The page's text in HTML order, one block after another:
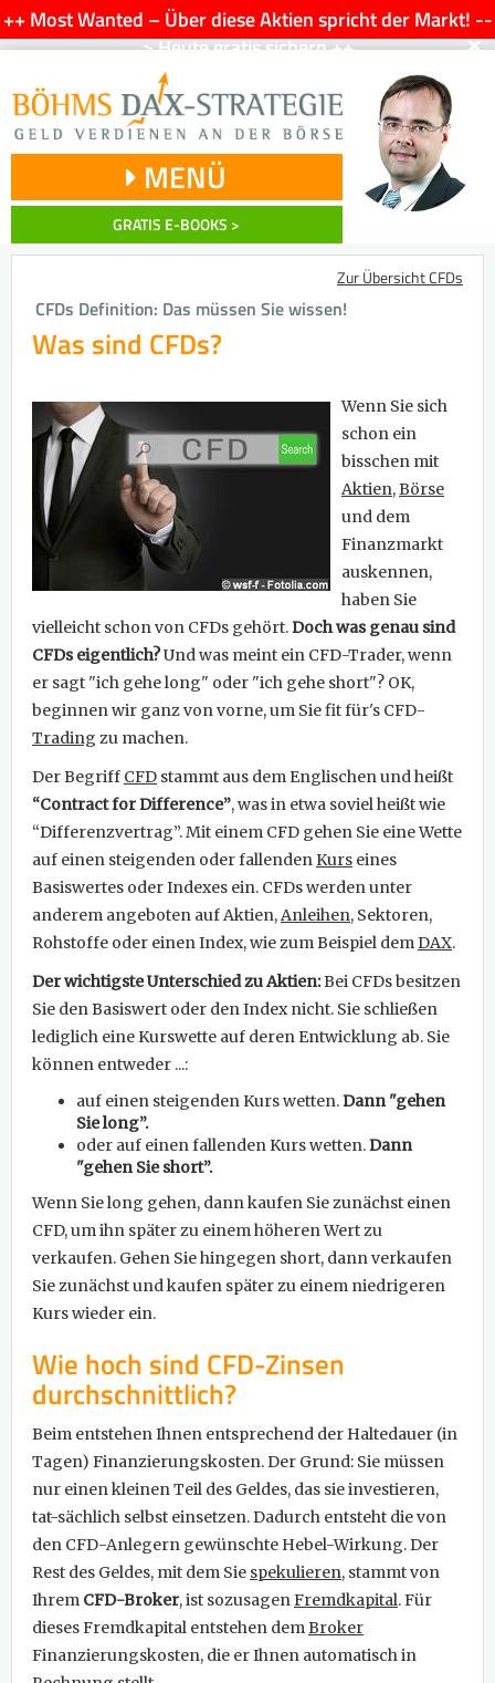
++ Most Wanted – Über diese Aktien spricht der Markt! --
> Heute gratis sichern ++
×
MENÜ
GRATIS E-BOOKS >
Zur Übersicht CFDs
CFDs Definition: Das müssen Sie wissen!
Was sind CFDs?
Wenn Sie sich
schon ein
bisschen mit
Aktien,Börse
und dem
Finanzmarkt
auskennen,
haben Sie
vielleicht schon von CFDs gehört.Doch was genau sind
CFDs eigentlich?Und was meint ein CFD-Trader, wenn
er sagt "ich gehe long" oder "ich gehe short"? OK,
beginnen wir ganz von vorne, um Sie fit für's CFD-
Trading zu machen.
Der Begriff CFD stammt aus dem Englischen und heißt
“Contract for Difference”, was in etwa soviel heißt wie
“Differenzvertrag”. Mit einem CFD gehen Sie eine Wette
auf einen steigenden oder fallendenKurs eines
Basiswertes oder Indexes ein. CFDs werden unter
anderem angeboten auf Aktien,Anleihen, Sektoren,
Rohstoffe oder einen Index, wie zum Beispiel demDAX.
Der wichtigste Unterschied zu Aktien:Bei CFDs besitzen
Sie den Basiswert oder den Index nicht. Sie schließen
lediglich eine Kurswette auf deren Entwicklung ab. Sie
können entweder ...:
auf einen steigenden Kurs wetten.Dann "gehen
Sie long”.
oder auf einen fallenden Kurs wetten.Dann
"gehen Sie short”.
Wenn Sie long gehen, dann kaufen Sie zunächst einen
CFD, um ihn später zu einem höheren Wert zu
verkaufen. Gehen Sie hingegen short, dann verkaufen
Sie zunächst und kaufen später zu einem niedrigeren
Kurs wieder ein.
Wie hoch sind CFD-Zinsen
durchschnittlich?
Beim entstehen Ihnen entsprechend der Haltedauer (in
Tagen) Finanzierungskosten. Der Grund: Sie müssen
nur einen kleinen Teil des Geldes, das sie investieren,
tat-sächlich selbst einsetzen. Dadurch entsteht die von
den CFD-Anlegern gewünschte Hebel-Wirkung. Der
Rest des Geldes, mit dem Sie spekulieren, stammt von
Ihrem CFD-Broker, ist sozusagenFremdkapital. Für
dieses Fremdkapital entstehen demBroker
Finanzierungskosten, die er Ihnen automatisch in